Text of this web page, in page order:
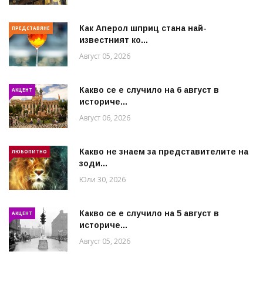
ПРЕДСТАВЯНЕ
Как Аперол шприц стана най-
известният ко...
Август 05, 2026
АКЦЕНТ
Какво се е случило на 6 август в
историче...
Август 06, 2026
ЛЮБОПИТНО
Какво не знаем за представителите на
зоди...
Юли 30, 2026
АКЦЕНТ
Какво се е случило на 5 август в
историче...
Август 05, 2026